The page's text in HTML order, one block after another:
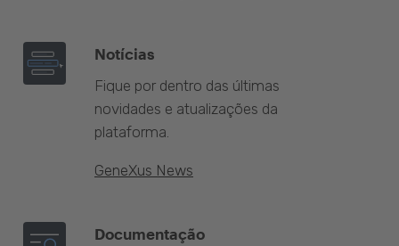
Notícias
Fique por dentro das últimas
novidades e atualizações da
plataforma.
GeneXus News
Documentação